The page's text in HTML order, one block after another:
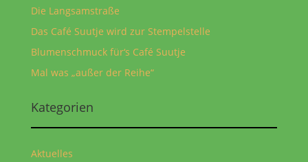
Die Langsamstraße
Das Café Suutje wird zur Stempelstelle
Blumenschmuck für‘s Café Suutje
Mal was „außer der Reihe“
Kategorien
Aktuelles